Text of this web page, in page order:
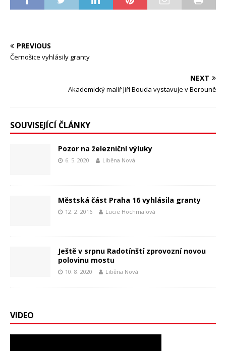
PREVIOUS
Černošice vyhlásily granty
NEXT
Akademický malíř Jiří Bouda vystavuje v Berouně
SOUVISEJÍCÍ ČLÁNKY
Pozor na železniční výluky
6. 5. 2020 Liběna Nová
Městská část Praha 16 vyhlásila granty
12. 2. 2016 Lucie Hochmalová
Ještě v srpnu Radotínští zprovozní novou
polovinu mostu
10. 8. 2020 Liběna Nová
VIDEO